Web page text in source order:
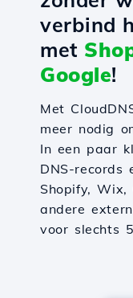
verbind
met
Google!
Met
meer nodig
In een paar
DNS-records
Shopify, Wix,
andere
voor slechts